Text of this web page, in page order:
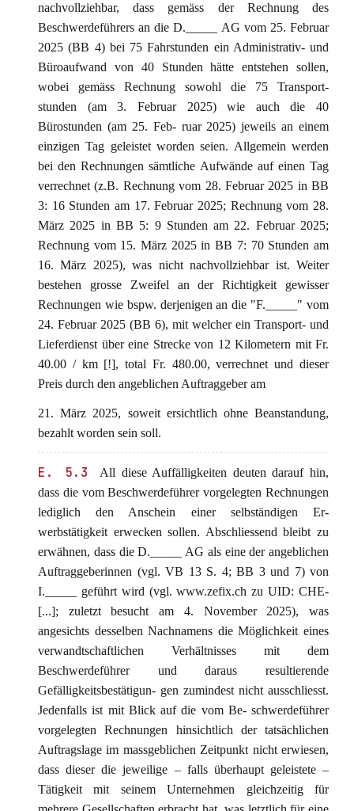
nachvollziehbar, dass gemäss der Rechnung des
Beschwerdeführers an die D._____ AG vom 25. Februar
2025 (BB 4) bei 75 Fahrstunden ein Administrativ- und
Büroaufwand von 40 Stunden hätte entstehen sollen,
wobei gemäss Rechnung sowohl die 75 Transport-
stunden (am 3. Februar 2025) wie auch die 40
Bürostunden (am 25. Feb- ruar 2025) jeweils an einem
einzigen Tag geleistet worden seien. Allgemein werden
bei den Rechnungen sämtliche Aufwände auf einen Tag
verrechnet (z.B. Rechnung vom 28. Februar 2025 in BB
3: 16 Stunden am 17. Februar 2025; Rechnung vom 28.
März 2025 in BB 5: 9 Stunden am 22. Februar 2025;
Rechnung vom 15. März 2025 in BB 7: 70 Stunden am
16. März 2025), was nicht nachvollziehbar ist. Weiter
bestehen grosse Zweifel an der Richtigkeit gewisser
Rechnungen wie bspw. derjenigen an die "F._____" vom
24. Februar 2025 (BB 6), mit welcher ein Transport- und
Lieferdienst über eine Strecke von 12 Kilometern mit Fr.
40.00 / km [!], total Fr. 480.00, verrechnet und dieser
Preis durch den angeblichen Auftraggeber am
21. März 2025, soweit ersichtlich ohne Beanstandung,
bezahlt worden sein soll.
E. 5.3
All diese Auffälligkeiten deuten darauf hin,
dass die vom Beschwerdeführer vorgelegten Rechnungen
lediglich den Anschein einer selbständigen Er-
werbstätigkeit erwecken sollen. Abschliessend bleibt zu
erwähnen, dass die D._____ AG als eine der angeblichen
Auftraggeberinnen (vgl. VB 13 S. 4; BB 3 und 7) von
I._____ geführt wird (vgl. www.zefix.ch zu UID: CHE-
[...]; zuletzt besucht am 4. November 2025), was
angesichts desselben Nachnamens die Möglichkeit eines
verwandtschaftlichen Verhältnisses mit dem
Beschwerdeführer und daraus resultierende
Gefälligkeitsbestätigun- gen zumindest nicht ausschliesst.
Jedenfalls ist mit Blick auf die vom Be- schwerdeführer
vorgelegten Rechnungen hinsichtlich der tatsächlichen
Auftragslage im massgeblichen Zeitpunkt nicht erwiesen,
dass dieser die jeweilige – falls überhaupt geleistete –
Tätigkeit mit seinem Unternehmen gleichzeitig für